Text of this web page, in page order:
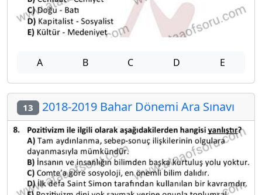
A B C D E
13 2018-2019 Bahar Dönemi Ara Sınavı